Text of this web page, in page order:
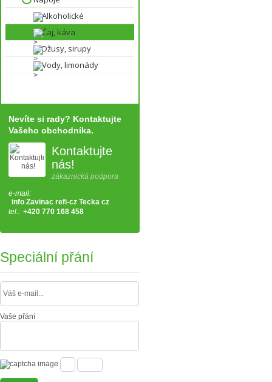
Alkoholické
Čaj, káva
Džusy, sirupy
Vody, limonády
Nevíte si rady? Kontaktujte
Vašeho obchodníka.
Kontaktujte
nás!
zákaznická podpora
e-mail:
info Zavinac refi-cz Tecka cz
tel.: +420 770 168 458
Speciální přání
Vaše přání